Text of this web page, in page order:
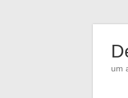
content
um